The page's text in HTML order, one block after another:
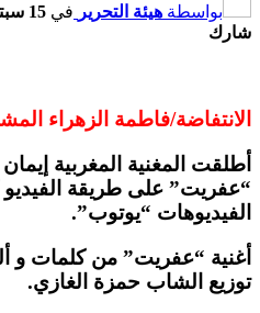
بواسطة هيئة التحرير في 15 سبتمبر, 2017
شارك
الانتفاضة/فاطمة الزهراء
أطلقت المغنية المغربية
“عفريت” على طريقة الفيديو
الفيديوهات “يوتوب”.
أغنية “عفريت” من كلمات و
توزيع الشاب حمزة الغازي.